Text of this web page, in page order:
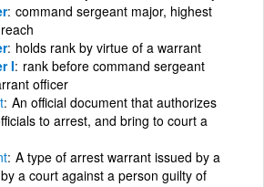
command sergeant major, highest
holds rank by virtue of a warrant
I rank before command sergeant
officer
An official document that authorizes
to arrest, and bring to court a
A type of arrest warrant issued by a
a court against a person guilty of